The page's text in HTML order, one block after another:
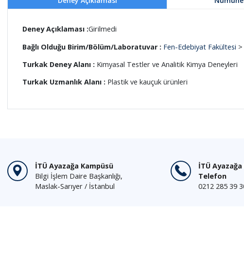
Deney Açıklaması :Girilmedi
Bağlı Olduğu Birim/Bölüm/Laboratuvar : Fen-Edebiyat Fakültesi
Turkak Deney Alanı : Kimyasal Testler ve Analitik Kimya Deneyleri
Turkak Uzmanlık Alanı : Plastik ve kauçuk ürünleri
İTÜ Ayazağa Kampüsü
Bilgi İşlem Daire Başkanlığı,
Maslak-Sarıyer / İstanbul
İTÜ
Telefon
0212 285 39